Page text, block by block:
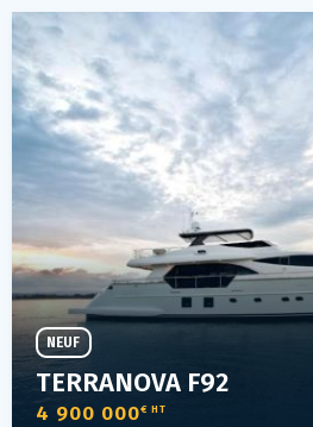
TERRANOVA F92
4 900 000€ HT
NEUF